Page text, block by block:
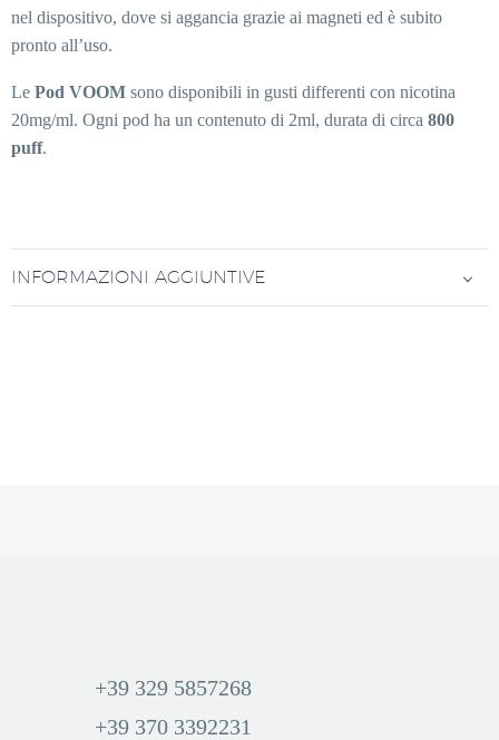
nel dispositivo, dove si aggancia grazie ai magneti ed è subito
pronto all’uso.
Le Pod VOOM sono disponibili in gusti differenti con nicotina
20mg/ml. Ogni pod ha un contenuto di 2ml, durata di circa 800
puff.
INFORMAZIONI AGGIUNTIVE
+39 329 5857268
+39 370 3392231